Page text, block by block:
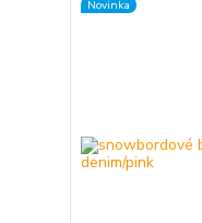
Novinka